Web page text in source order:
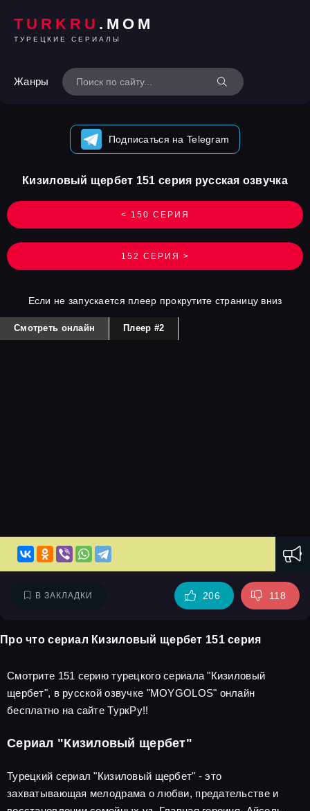
TURKRU .MOM
ТУРЕЦКИЕ СЕРИАЛЫ
Жанры
Подписаться на Telegram
< 150 СЕРИЯ
Кизиловый щербет 151 серия русская озвучка
152 СЕРИЯ >
Если не запускается плеер прокрутите страницу вниз
Смотреть онлайн Плеер #2
В ЗАКЛАДКИ 206 118
Про что сериал Кизиловый щербет 151 серия
Смотрите 151 серию турецкого сериала "Кизиловый
щербет", в русской озвучке "MOYGOLOS" онлайн
бесплатно на сайте ТуркРу!!
Сериал "Кизиловый щербет"
Турецкий сериал "Кизиловый щербет" - это
захватывающая мелодрама о любви, предательстве и